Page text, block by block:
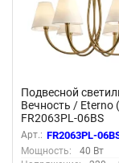
Подвесной
Вечность / Eterno
FR2063PL-06BS
Арт.: FR2063PL-
Мощность:
40 Вт